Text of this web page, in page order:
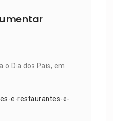
Dia dos Pais, em
e-restaurantes-e-